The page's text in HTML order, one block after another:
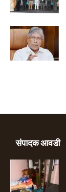
संपादक आवडी